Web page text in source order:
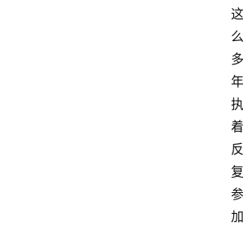
这
么
多
年
执
着
反
复
参
加